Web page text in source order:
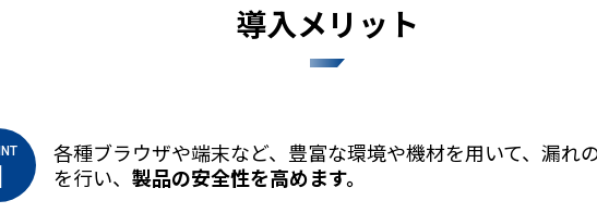
導入メリット
各種ブラウザや端末など、豊富な環境や機材を用いて、漏れ
を行い、 製品の安全性を高めます。